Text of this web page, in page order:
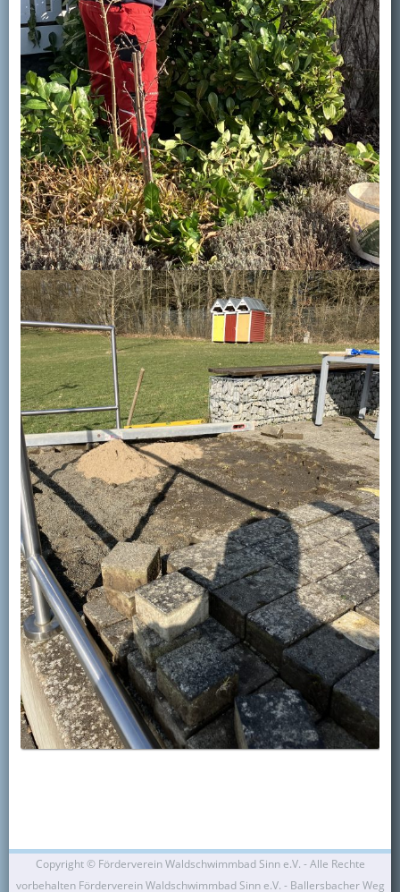
Copyright © Förderverein Waldschwimmbad Sinn e.V. - Alle Rechte
vorbehalten Förderverein Waldschwimmbad Sinn e.V. - Ballersbacher Weg